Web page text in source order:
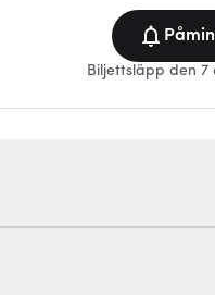
Biljettsläpp den 7